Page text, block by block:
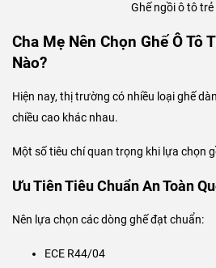
Ghế ngồi ô tô trẻ
Cha Mẹ Nên Chọn Ghế Ô Tô
Nào?
Hiện nay, thị trường có nhiều loại ghế
chiều cao khác nhau.
Một số tiêu chí quan trọng khi lựa chọn
Ưu Tiên Tiêu Chuẩn An Toàn
Nên lựa chọn các dòng ghế đạt chuẩn:
ECE R44/04